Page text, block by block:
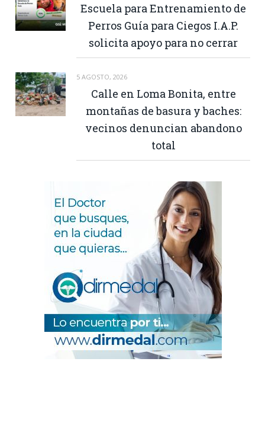
Escuela para Entrenamiento de
Perros Guía para Ciegos I.A.P.
solicita apoyo para no cerrar
5 AGOSTO, 2026
Calle en Loma Bonita, entre
montañas de basura y baches:
vecinos denuncian abandono
total